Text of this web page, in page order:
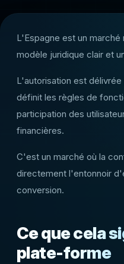
L'Espagne est un marché
modèle juridique clair et
L'autorisation est délivrée
définit les règles de
participation des
financières.
C'est un marché où la
directement l'entonnoir
conversion.
Ce que cela
plate-forme